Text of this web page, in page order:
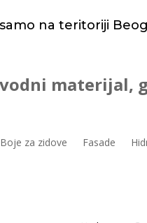
na teritoriji
materijal,
Boje za zidove Fasade